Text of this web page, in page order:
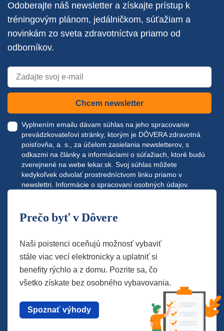
Odoberajte náš newsletter a získajte prístup k
tréningovým plánom, jedálničkom, súťažiam a
novinkám zo sveta zdravotníctva priamo od
odborníkov.
Chcem newsletter
Vyplnením emailu dávam súhlas na jeho spracovanie
prevádzkovateľovi stránky, ktorým je DÔVERA zdravotná
poisťovňa, a. s., za účelom zasielania newsletterov, s
odkazmi na články a informáciami o súťažiach, ktoré budú
zverejnené na webe lekar.sk . Svoj súhlas môžete
kedykoľvek odvolať prostredníctvom linku priamo v
newslettri. Informácie o spracovaní osobných údajov.
Prečo byť v Dôvere
Naši poistenci oceňujú možnosť vybaviť
stále viac vecí elektronicky a uplatniť si
benefity rýchlo a z domu. Pozrite sa, čo
všetko získate bez osobného vybavovania.
Spoznať výhody